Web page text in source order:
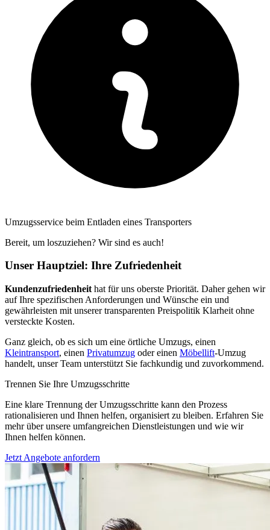
Umzugsservice beim Entladen eines Transporters
Bereit, um loszuziehen? Wir sind es auch!
Unser Hauptziel: Ihre Zufriedenheit
Kundenzufriedenheit hat für uns oberste Priorität. Daher gehen wir
auf Ihre spezifischen Anforderungen und Wünsche ein und
gewährleisten mit unserer transparenten Preispolitik Klarheit ohne
versteckte Kosten.
Ganz gleich, ob es sich um eine örtliche Umzugs, einen
Kleintransport, einen Privatumzug oder einen Möbellift-Umzug
handelt, unser Team unterstützt Sie fachkundig und zuvorkommend.
Trennen Sie Ihre Umzugsschritte
Eine klare Trennung der Umzugsschritte kann den Prozess
rationalisieren und Ihnen helfen, organisiert zu bleiben. Erfahren Sie
mehr über unsere umfangreichen Dienstleistungen und wie wir
Ihnen helfen können.
Jetzt Angebote anfordern